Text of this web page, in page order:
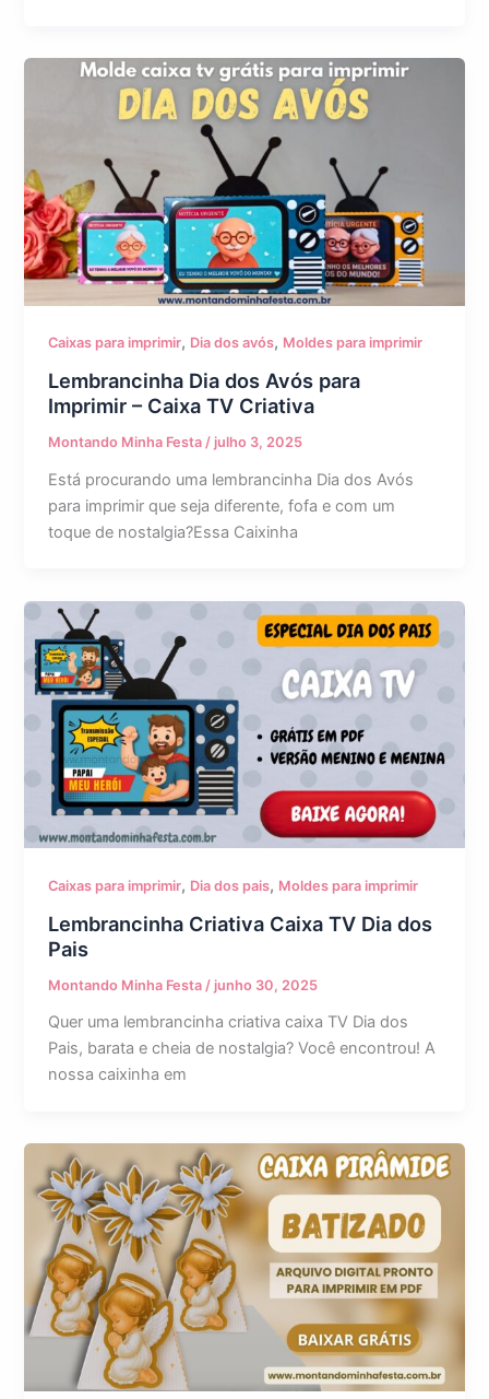
Caixas para imprimir, Dia dos avós, Moldes para imprimir
Lembrancinha Dia dos Avós para
Imprimir – Caixa TV Criativa
Montando Minha Festa / julho 3, 2025
Está procurando uma lembrancinha Dia dos Avós
para imprimir que seja diferente, fofa e com um
toque de nostalgia?Essa Caixinha
Caixas para imprimir, Dia dos pais, Moldes para imprimir
Lembrancinha Criativa Caixa TV Dia dos
Pais
Montando Minha Festa / junho 30, 2025
Quer uma lembrancinha criativa caixa TV Dia dos
Pais, barata e cheia de nostalgia? Você encontrou! A
nossa caixinha em